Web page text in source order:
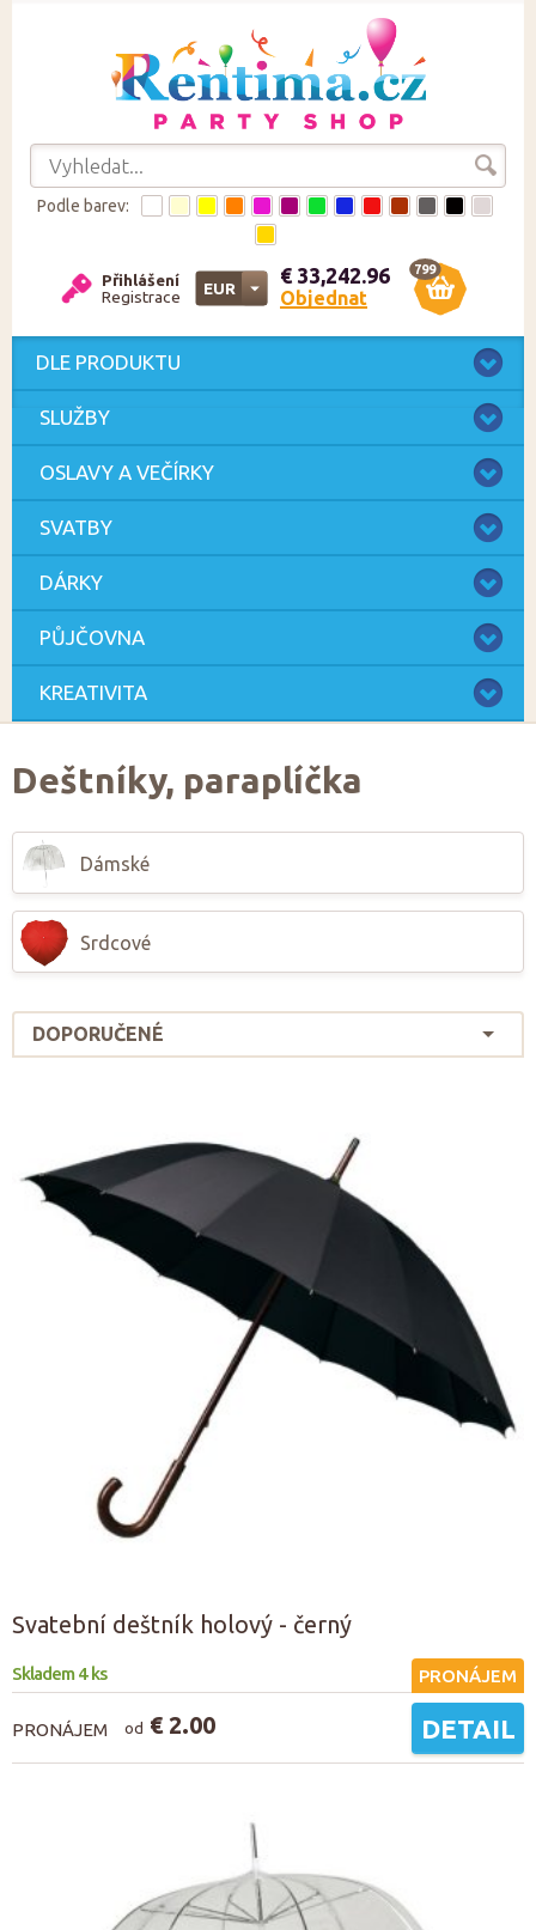
Podle barev:
Přihlášení
Registrace
EUR
€ 33,242.96
Objednat
799
DLE PRODUKTU
SLUŽBY
OSLAVY A VEČÍRKY
SVATBY
DÁRKY
PŮJČOVNA
KREATIVITA
Deštníky, paraplíčka
Dámské
Srdcové
DOPORUČENÉ
Svatební deštník holový - černý
Skladem 4 ks PRONÁJEM
PRONÁJEM od € 2.00 DETAIL